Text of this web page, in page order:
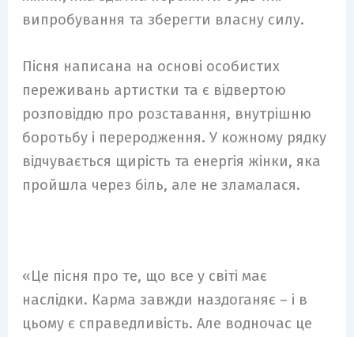
випробування та зберегти власну силу.
Пісня написана на основі особистих
переживань артистки та є відвертою
розповіддю про розставання, внутрішню
боротьбу і переродження. У кожному рядку
відчувається щирість та енергія жінки, яка
пройшла через біль, але не зламалася.
«Це пісня про те, що все у світі має
наслідки. Карма завжди наздоганяє – і в
цьому є справедливість. Але водночас це